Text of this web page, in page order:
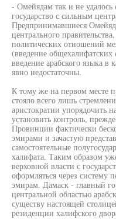
- Омейядам так и не удалось
государство с сильным
Предпринимавшиеся
центрального
политических отношений
(введение
введение арабского языка в
явно недостаточны.
К тому же на первом месте
стояло всего лишь
аристократии упорядочить
установить контроль,
Провинции фактически
эмирами и зачастую
самостоятельные
халифата. Таким образом
верховной власти с
оформляться через систему
эмирам. Дамаск - главный
центральной областью
существу настоящей
резиденции халифского